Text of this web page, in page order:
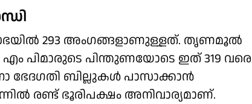
293 അംഗങ്ങളാണുള്ളത്. തൃണമൂൽ
പിമാരുടെ പിന്തുണയോടെ ഇത് 319 വരെ
ഭേദഗതി ബില്ലുകള്‍ പാസാക്കാന്‍
രണ്ട് ഭൂരിപക്ഷം അനിവാര്യമാണ്.